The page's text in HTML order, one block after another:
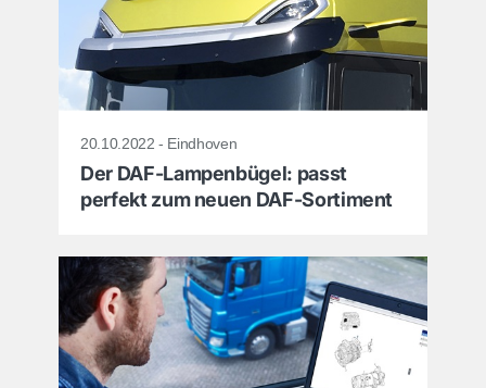
20.10.2022 - Eindhoven
Der DAF-Lampenbügel: passt
perfekt zum neuen DAF-Sortiment